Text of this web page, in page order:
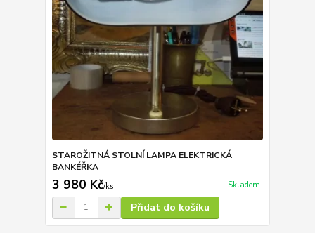
STAROŽITNÁ STOLNÍ LAMPA ELEKTRICKÁ
BANKÉŘKA
3 980 Kč/ks Skladem
Přidat do košíku